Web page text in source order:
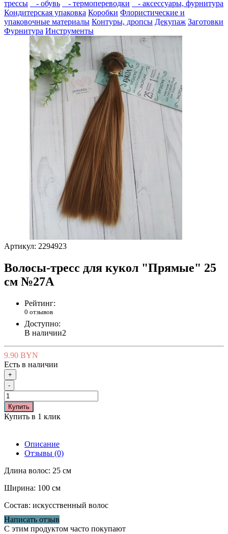
трессы
- обувь - термопереводки
- аксессуары, фурнитура
Кондитерская упаковка Коробки Флористические и
упаковочные материалы Контуры, дропсы Декупаж Заготовки
Фурнитура Инструменты
Артикул: 2294923
Волосы-тресс для кукол "Прямые" 25
см №27А
Рейтинг:
0 отзывов
Доступно:
В наличии2
9.90 BYN
Есть в наличии
+
-
Купить
Купить в 1 клик
Описание
Отзывы (0)
Длина волос: 25 см
Ширина: 100 см
Состав: искусственный волос
Написать отзыв
С этим продуктом часто покупают